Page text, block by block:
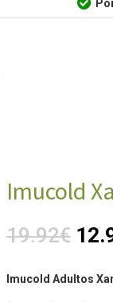
Imucold
19.92€
Imucold Adultos